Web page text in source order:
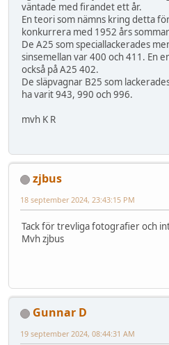
väntade med firandet ett år.
En teori som nämns kring detta
konkurrera med 1952 års
De A25 som speciallackerades
sinsemellan var 400 och 411. En
också på A25 402.
De släpvagnar B25 som
ha varit 943, 990 och 996.
mvh K R
zjbus
18 september 2024, 23:43:15 PM
Tack för trevliga fotografier och
Mvh zjbus
Gunnar D
19 september 2024, 08:44:31 AM